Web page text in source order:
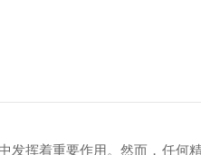
着重要作用。然而，任何